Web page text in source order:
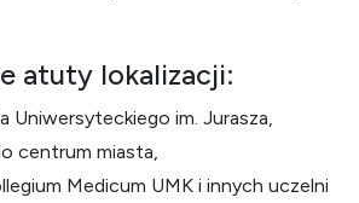
atuty lokalizacji:
Uniwersyteckiego im. Jurasza,
centrum miasta,
Medicum UMK i innych uczelni